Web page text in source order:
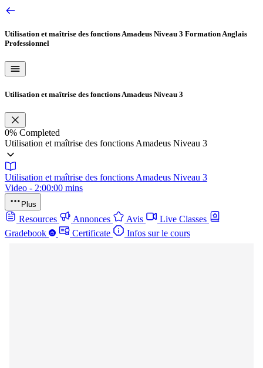
Utilisation et maîtrise des fonctions Amadeus Niveau 3 Formation Anglais
Professionnel
Utilisation et maîtrise des fonctions Amadeus Niveau 3
0% Completed
Utilisation et maîtrise des fonctions Amadeus Niveau 3
Utilisation et maîtrise des fonctions Amadeus Niveau 3
Video - 2:00:00 mins
Plus
Resources Annonces Avis
Live Classes
Gradebook
Certificate Infos sur le cours